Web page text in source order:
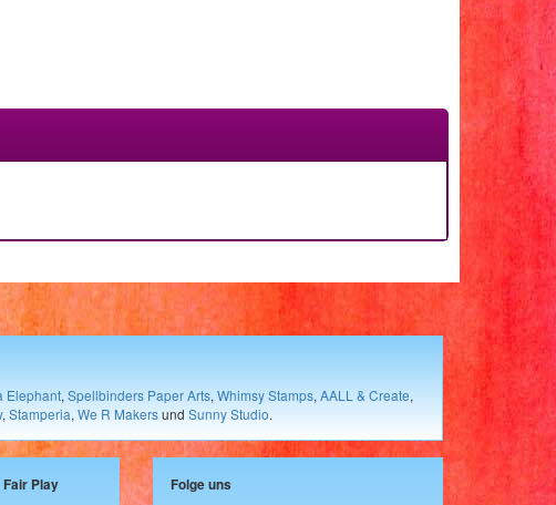
Elephant, Spellbinders Paper Arts, Whimsy Stamps, AALL & Create,
, Stamperia, We R Makersund Sunny Studio.
Play
Folge uns